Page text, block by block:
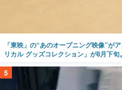
「東映」の“あのオープニング映像”が
リカル グッズコレクション」が8月下旬
5